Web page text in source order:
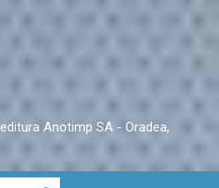
Anotimp SA - Oradea,